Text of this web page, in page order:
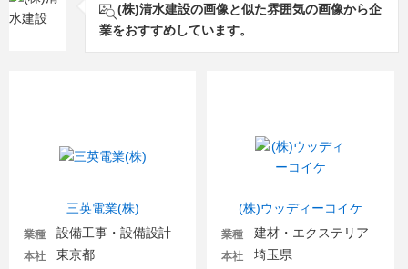
(株)清水建設の画像と似た雰囲気の画像から企
業をおすすめしています。
三英電業(株)
業種 設備工事・設備設計
本社 東京都
(株)ウッディーコイケ
業種 建材・エクステリア
本社 埼玉県